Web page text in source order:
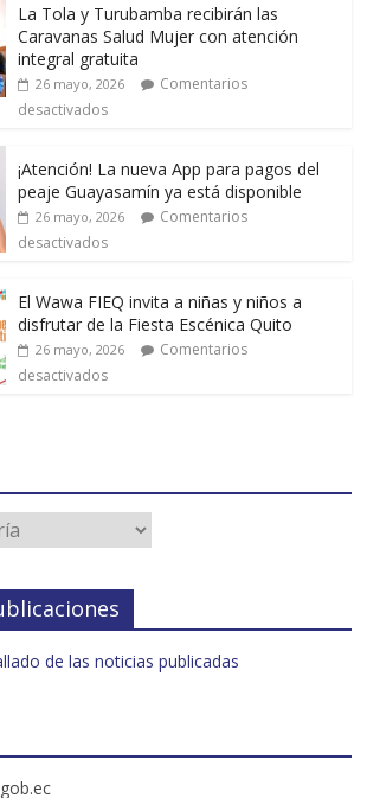
La Tola y Turubamba recibirán las
Caravanas Salud Mujer con atención
integral gratuita
26 mayo, 2026
Comentarios
desactivados
¡Atención! La nueva App para pagos del
peaje Guayasamín ya está disponible
26 mayo, 2026
Comentarios
desactivados
El Wawa FIEQ invita a niñas y niños a
disfrutar de la Fiesta Escénica Quito
26 mayo, 2026
Comentarios
desactivados
de las noticias publicadas